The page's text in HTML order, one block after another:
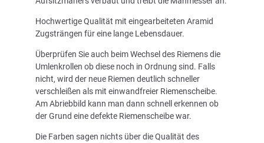
Hochwertige Qualität mit eingearbeiteten Aramid
Zugsträngen für eine lange Lebensdauer.
Überprüfen Sie auch beim Wechsel des Riemens die
Umlenkrollen ob diese noch in Ordnung sind. Falls
nicht, wird der neue Riemen deutlich schneller
verschleißen als mit einwandfreier Riemenscheibe.
Am Abriebbild kann man dann schnell erkennen ob
der Grund eine defekte Riemenscheibe war.
Die Farben sagen nichts über die Qualität des